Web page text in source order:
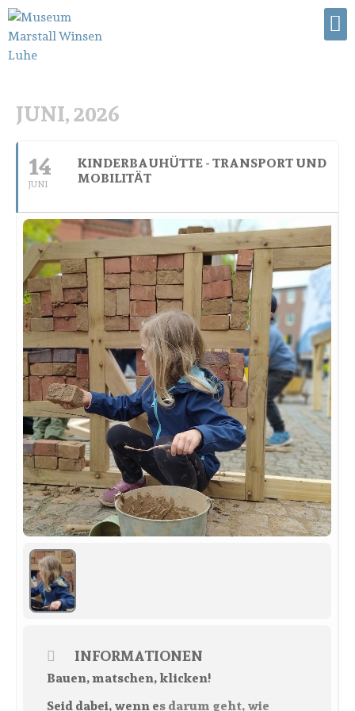
JUNI, 2026
14
JUNI
KINDERBAUHÜTTE - TRANSPORT UND
MOBILITÄT
INFORMATIONEN
Bauen, matschen, klicken!
Seid dabei, wenn es darum geht, wie